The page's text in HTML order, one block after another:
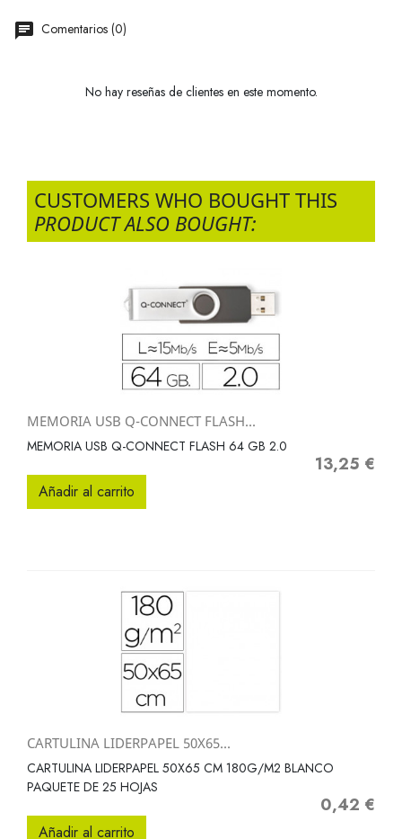
Comentarios (0)
No hay reseñas de clientes en este momento.
CUSTOMERS WHO BOUGHT THIS
PRODUCT ALSO BOUGHT:
MEMORIA USB Q-CONNECT FLASH...
MEMORIA USB Q-CONNECT FLASH 64 GB 2.0
Precio
13,25 €
Añadir al carrito
CARTULINA LIDERPAPEL 50X65...
CARTULINA LIDERPAPEL 50X65 CM 180G/M2 BLANCO
PAQUETE DE 25 HOJAS
Precio
0,42 €
Añadir al carrito